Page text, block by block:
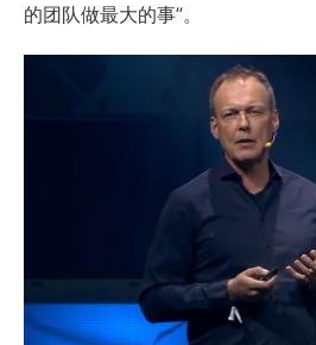
的团队做最大的事”。